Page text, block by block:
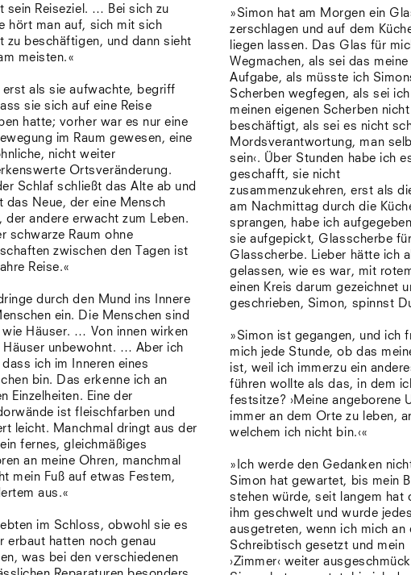
»Simon hat am Morgen ein
zerschlagen und auf dem
liegen lassen. Das Glas für
Wegmachen, als sei das meine
Aufgabe, als müsste ich
Scherben wegfegen, als sei
meinen eigenen Scherben
beschäftigt, als sei es nicht
Mordsverantwortung, man
sein‹. Über Stunden habe ich
geschafft, sie nicht
zusammenzukehren, erst als
am Nachmittag durch die
sprangen, habe ich
sie aufgepickt, Glasscherbe für
Glasscherbe. Lieber hätte ich
gelassen, wie es war, mit
einen Kreis darum gezeichnet
geschrieben, Simon, spinnst
»Simon ist gegangen, und ich
mich jede Stunde, ob das
ist, weil ich immerzu ein
führen wollte als das, in dem
festsitze? ›Meine angeborene
immer an dem Orte zu leben,
welchem ich nicht bin.‹«
»Ich werde den Gedanken
Simon hat gewartet, bis mein
stehen würde, seit langem hat
ihm geschwelt und wurde
ausgetreten, wenn ich mich an
Schreibtisch gesetzt und mein
›Zimmer‹ weiter
sein Reiseziel. … Bei sich zu
hört man auf, sich mit sich
zu beschäftigen, und dann sieht
meisten.«
erst als sie aufwachte, begriff
sie sich auf eine Reise
hatte; vorher war es nur eine
im Raum gewesen, eine
nicht weiter
Ortsveränderung.
Schlaf schließt das Alte ab und
das Neue, der eine Mensch
der andere erwacht zum Leben.
schwarze Raum ohne
zwischen den Tagen ist
Reise.«
durch den Mund ins Innere
ein. Die Menschen sind
wie Häuser. … Von innen wirken
Häuser unbewohnt. … Aber ich
ich im Inneren eines
bin. Das erkenne ich an
Einzelheiten. Eine der
ist fleischfarben und
leicht. Manchmal dringt aus der
ein fernes, gleichmäßiges
an meine Ohren, manchmal
mein Fuß auf etwas Festem,
aus.«
im Schloss, obwohl sie es
erbaut hatten noch genau
was bei den verschiedenen